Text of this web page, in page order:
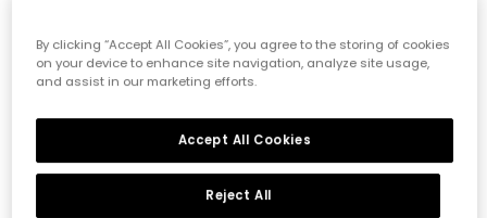
By clicking “Accept All Cookies”, you agree to the storing of cookies
on your device to enhance site navigation, analyze site usage,
and assist in our marketing efforts.
Reject All
Accept All Cookies